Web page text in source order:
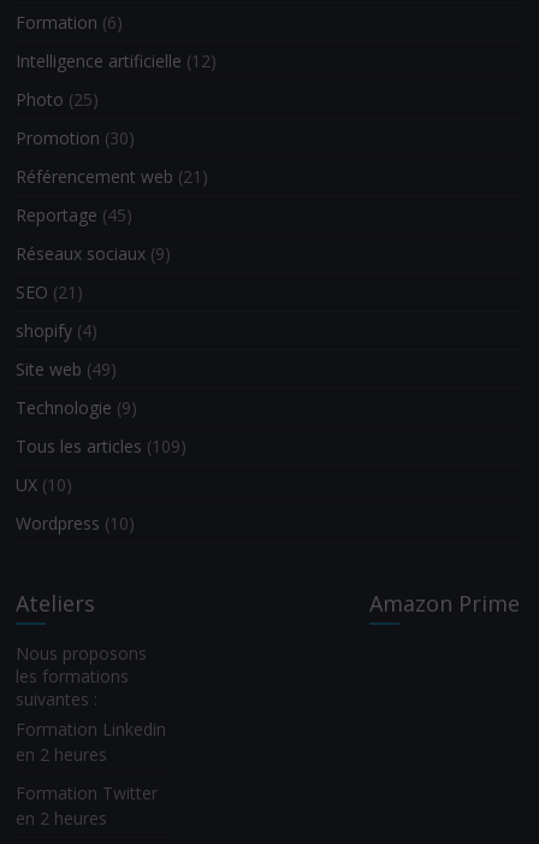
Formation (6)
Intelligence artificielle (12)
Photo (25)
Promotion (30)
Référencement web (21)
Reportage (45)
Réseaux sociaux (9)
SEO (21)
shopify (4)
Site web (49)
Technologie (9)
Tous les articles (109)
UX (10)
Wordpress (10)
Ateliers
Nous proposons
les formations
suivantes :
Formation Linkedin
en 2 heures
Formation Twitter
en 2 heures
Amazon Prime